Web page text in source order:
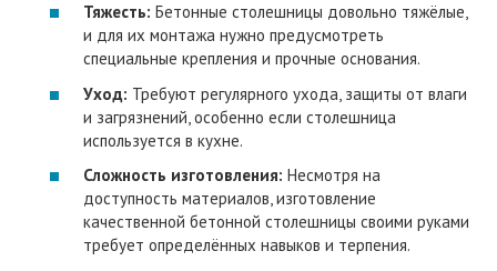
Тяжесть: Бетонные столешницы довольно тяжёлые,
и для их монтажа нужно предусмотреть
специальные крепления и прочные основания.
Уход: Требуют регулярного ухода, защиты от влаги
и загрязнений, особенно если столешница
используется в кухне.
Сложность изготовления: Несмотря на
доступность материалов, изготовление
качественной бетонной столешницы своими руками
требует определённых навыков и терпения.